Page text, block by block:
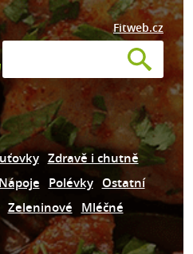
Fitweb.cz
Zdravě i chutně
Nápoje Polévky Ostatní
Zeleninové Mléčné